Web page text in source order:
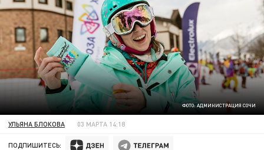
ФОТО: АДМИНИСТРАЦИЯ СОЧИ
УЛЬЯНА БЛОКОВА 03 МАРТА 14:18
ПОДПИШИТЕСЬ: